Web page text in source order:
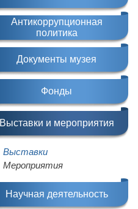
Антикоррупционная
политика
Документы музея
Фонды
Выставки и мероприятия
Выставки
Мероприятия
Научная деятельность